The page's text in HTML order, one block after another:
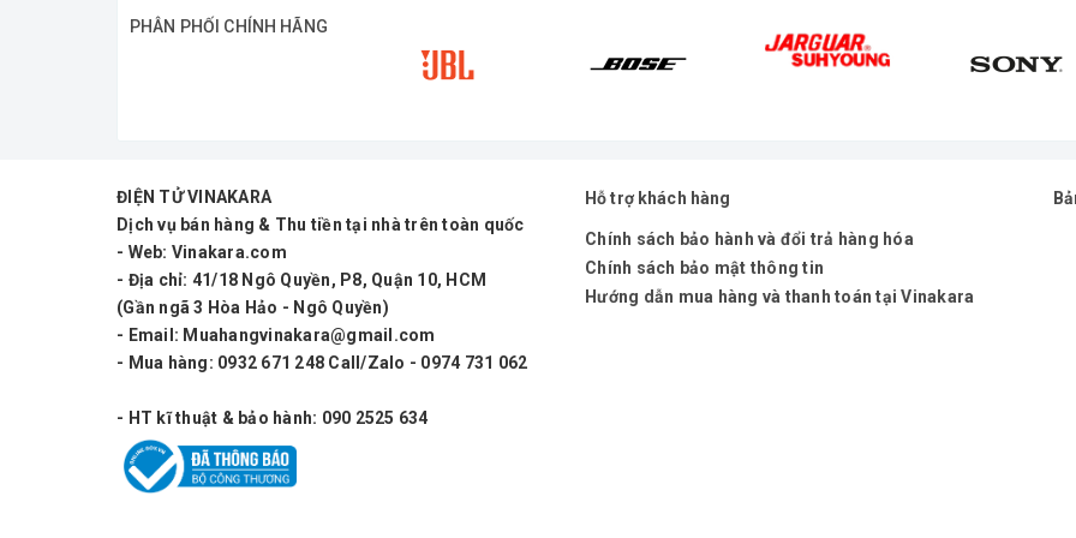
PHÂN PHỐI CHÍNH HÃNG
ĐIỆN TỬ VINAKARA
Dịch vụ bán hàng & Thu tiền tại nhà trên toàn quốc
- Web: Vinakara.com
- Địa chỉ: 41/18 Ngô Quyền, P8, Quận 10, HCM
(Gần ngã 3 Hòa Hảo - Ngô Quyền)
- Email: Muahangvinakara@gmail.com
- Mua hàng: 0932 671 248 Call/Zalo - 0974 731 062
- HT kĩ thuật & bảo hành: 090 2525 634
Hỗ trợ khách hàng
Chính sách bảo hành và đổi trả hàng hóa
Chính sách bảo mật thông tin
Hướng dẫn mua hàng và thanh toán tại Vinakara